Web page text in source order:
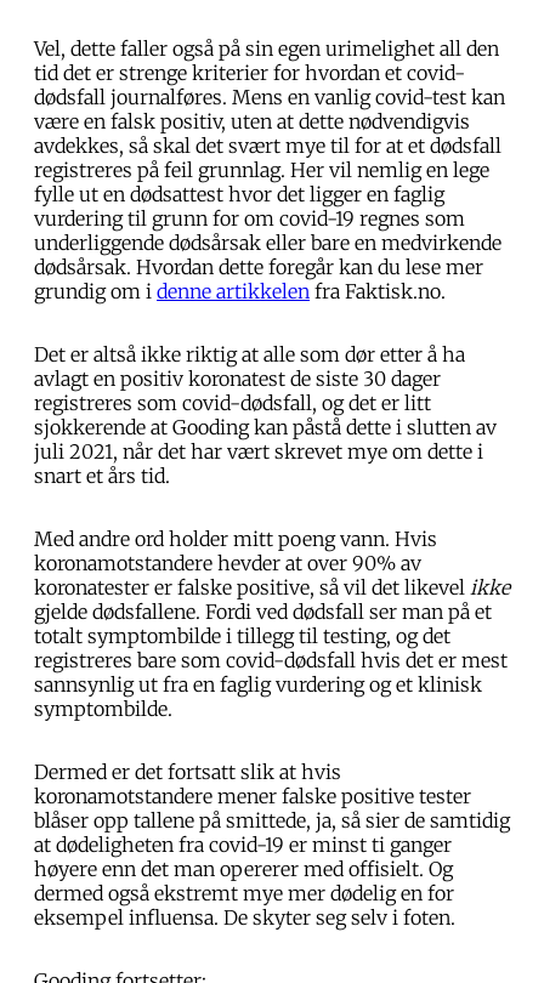
Vel, dette faller også på sin egen urimelighet all den
tid det er strenge kriterier for hvordan et covid-
dødsfall journalføres. Mens en vanlig covid-test kan
være en falsk positiv, uten at dette nødvendigvis
avdekkes, så skal det svært mye til for at et dødsfall
registreres på feil grunnlag. Her vil nemlig en lege
fylle ut en dødsattest hvor det ligger en faglig
vurdering til grunn for om covid-19 regnes som
underliggende dødsårsak eller bare en medvirkende
dødsårsak. Hvordan dette foregår kan du lese mer
grundig om i denne artikkelen fra Faktisk.no.
Det er altså ikke riktig at alle som dør etter å ha
avlagt en positiv koronatest de siste 30 dager
registreres som covid-dødsfall, og det er litt
sjokkerende at Gooding kan påstå dette i slutten av
juli 2021, når det har vært skrevet mye om dette i
snart et års tid.
Med andre ord holder mitt poeng vann. Hvis
koronamotstandere hevder at over 90% av
koronatester er falske positive, så vil det likevel ikke
gjelde dødsfallene. Fordi ved dødsfall ser man på et
totalt symptombilde i tillegg til testing, og det
registreres bare som covid-dødsfall hvis det er mest
sannsynlig ut fra en faglig vurdering og et klinisk
symptombilde.
Dermed er det fortsatt slik at hvis
koronamotstandere mener falske positive tester
blåser opp tallene på smittede, ja, så sier de samtidig
at dødeligheten fra covid-19 er minst ti ganger
høyere enn det man opererer med offisielt. Og
dermed også ekstremt mye mer dødelig en for
eksempel influensa. De skyter seg selv i foten.